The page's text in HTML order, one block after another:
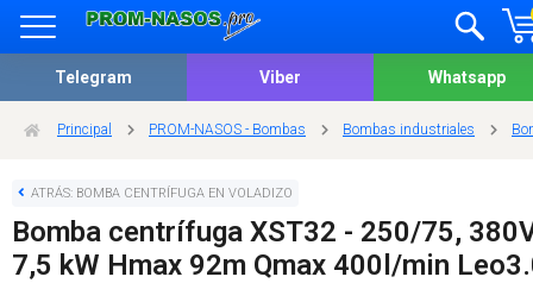
Telegram Viber Whatsapp
Principal PROM-NASOS - Bombas Bombas industriales
ATRÁS: BOMBA CENTRÍFUGA EN VOLADIZO
Bomba centrífuga XST32 - 250/75,
7,5 kW Hmax 92m Qmax 400l/min